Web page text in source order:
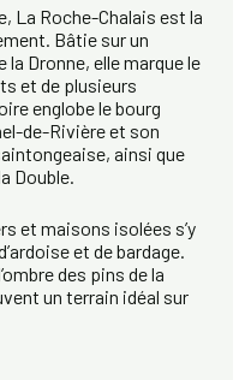
La Roche-Chalais est la
Bâtie sur un
Dronne, elle marque le
et de plusieurs
englobe le bourg
de-Rivière et son
ainsi que
Double.
et maisons isolées s’y
et de bardage.
des pins de la
un terrain idéal sur